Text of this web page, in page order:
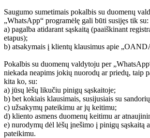
Saugumo sumetimais pokalbis su duomenų
„WhatsApp“ programėlę gali būti susijęs tik su:
a) pagalba atidarant sąskaitą (paaiškinant
etapus);
b) atsakymais į klientų klausimus apie
Pokalbis su duomenų valdytoju per
niekada neapims jokių nuorodų ar priedų, taip
kita ko, su:
a) jūsų lėšų likučiu pinigų sąskaitoje;
b) bet kokiais klausimais, susijusiais su
c) užsakymų pateikimu ar jų keitimu;
d) kliento asmens duomenų keitimu ar
e) nurodymų dėl lėšų įnešimo į pinigų sąskaitą
pateikimu.